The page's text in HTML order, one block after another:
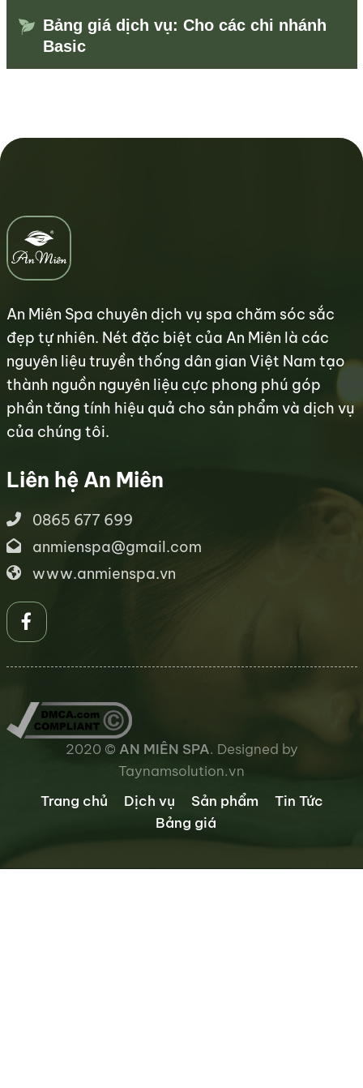
Bảng giá dịch vụ: Cho các chi nhánh
Basic
An Miên Spa chuyên dịch vụ spa chăm sóc sắc
đẹp tự nhiên. Nét đặc biệt của An Miên là các
nguyên liệu truyền thống dân gian Việt Nam tạo
thành nguồn nguyên liệu cực phong phú góp
phần tăng tính hiệu quả cho sản phẩm và dịch vụ
của chúng tôi.
Liên hệ An Miên
0865 677 699
anmienspa@gmail.com
www.anmienspa.vn
2020 © AN MIÊN SPA. Designed by
Taynamsolution.vn
Trang chủ
Dịch vụ Sản phẩm
Tin Tức
Bảng giá